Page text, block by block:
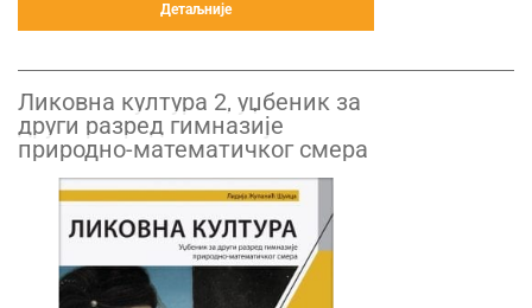
Детаљније
Ликовна култура 2, уџбеник за
други разред гимназије
природно-математичког смера